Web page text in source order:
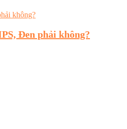
Đen phải không?